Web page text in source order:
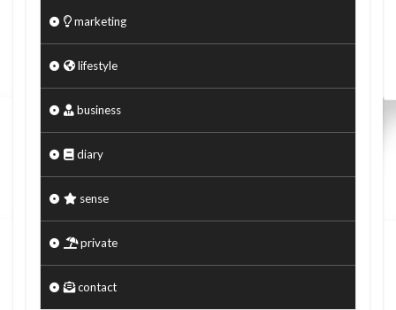
marketing
lifestyle
business
diary
sense
private
contact